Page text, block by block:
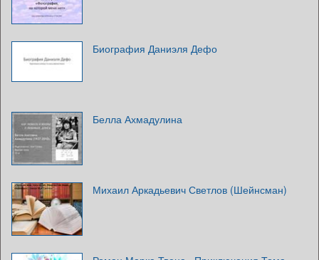
Биография Даниэля Дефо
Белла Ахмадулина
Михаил Аркадьевич Светлов (Шейнсман)